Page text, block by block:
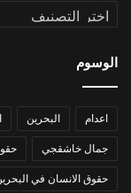
التصنيفات
الوسوم
اعدام البحرين
جمال خاشقجي
حقوق الانسان في